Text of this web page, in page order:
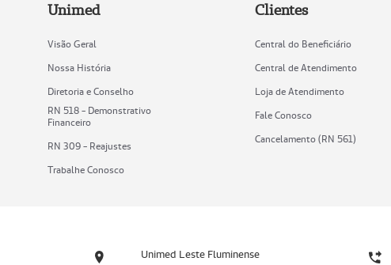
Unimed
Visão Geral
Nossa História
Diretoria e Conselho
RN 518 - Demonstrativo
Financeiro
RN 309 - Reajustes
Trabalhe Conosco
Clientes
Central do Beneficiário
Central de Atendimento
Loja de Atendimento
Fale Conosco
Cancelamento (RN 561)
Unimed Leste Fluminense